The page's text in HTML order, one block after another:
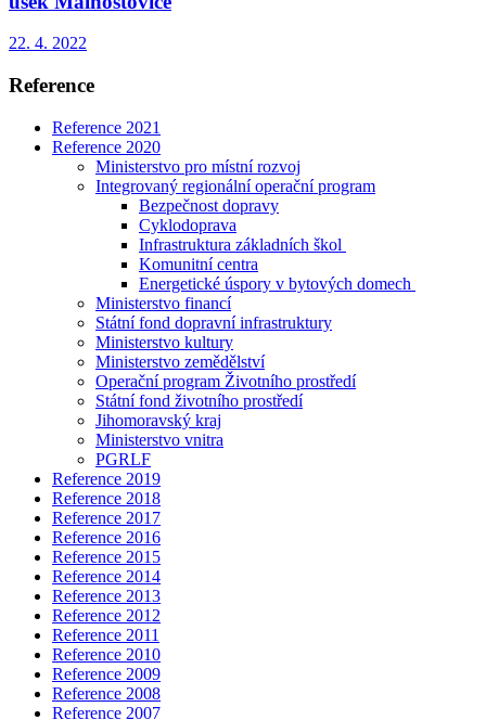
22. 4. 2022
Reference
Reference 2021
Reference 2020
Ministerstvo pro místní rozvoj
Integrovaný regionální operační program
Bezpečnost dopravy
Cyklodoprava
Infrastruktura základních škol
Komunitní centra
Energetické úspory v bytových domech
Ministerstvo financí
Státní fond dopravní infrastruktury
Ministerstvo kultury
Ministerstvo zemědělství
Operační program Životního prostředí
Státní fond životního prostředí
Jihomoravský kraj
Ministerstvo vnitra
PGRLF
Reference 2019
Reference 2018
Reference 2017
Reference 2016
Reference 2015
Reference 2014
Reference 2013
Reference 2012
Reference 2011
Reference 2010
Reference 2009
Reference 2008
Reference 2007